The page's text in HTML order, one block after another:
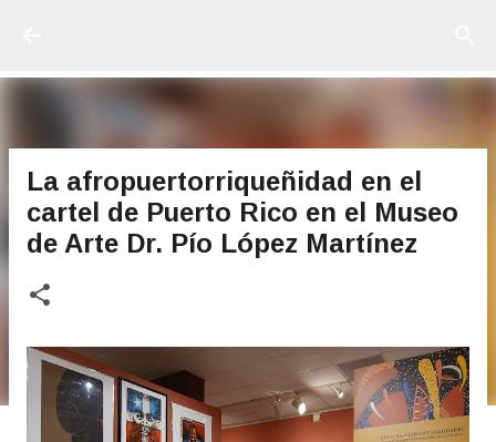
La afropuertorriqueñidad en el
cartel de Puerto Rico en el Museo
de Arte Dr. Pío López Martínez